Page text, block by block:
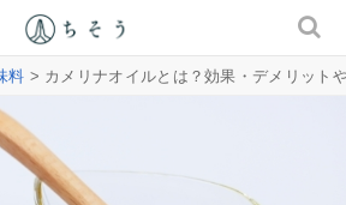
料 > カメリナオイルとは？効果・デメリット